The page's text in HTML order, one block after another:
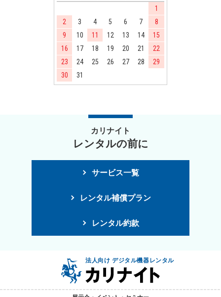
1
2
3 4 5 6 7
8
9
10 11 12 13 14
15
16
17 18 19 20 21
22
23
24 25 26 27 28
29
30
31
カリナイト
レンタルの前に
サービス一覧
レンタル補償プラン
レンタル約款
法人向け デジタル機器レンタル